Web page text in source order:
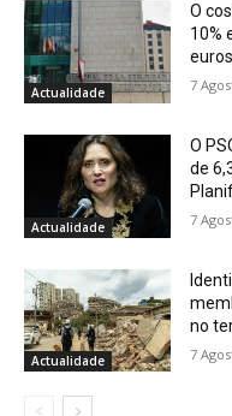
Actualidade
O
10%
7
Actualidade
O
de
7
Actualidade
no
7